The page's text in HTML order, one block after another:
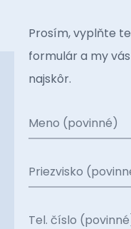
Prosím, vyplňte
formulár a my
najskôr.
Meno (povinné)
Priezvisko
Tel. číslo